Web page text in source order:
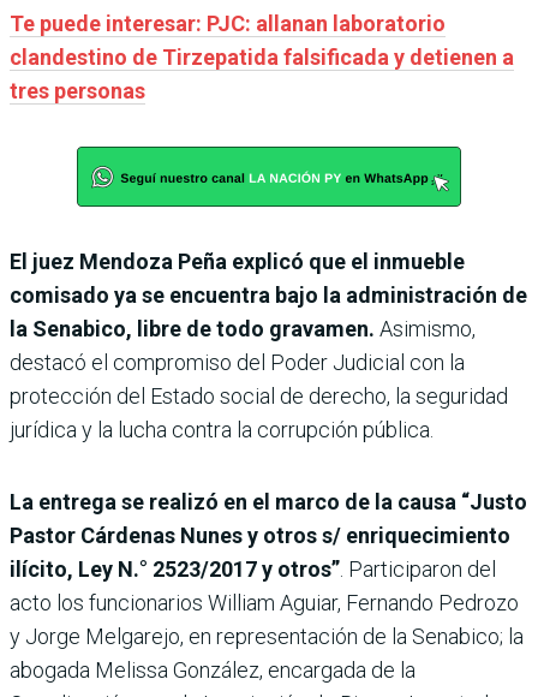
Te puede interesar: PJC: allanan laboratorio
clandestino de Tirzepatida falsificada y detienen a
tres personas
El juez Mendoza Peña explicó que el inmueble
comisado ya se encuentra bajo la administración de
la Senabico, libre de todo gravamen. Asimismo,
destacó el compromiso del Poder Judicial con la
protección del Estado social de derecho, la seguridad
jurídica y la lucha contra la corrupción pública.
La entrega se realizó en el marco de la causa “Justo
Pastor Cárdenas Nunes y otros s/ enriquecimiento
ilícito, Ley N.° 2523/2017 y otros” . Participaron del
acto los funcionarios William Aguiar, Fernando Pedrozo
y Jorge Melgarejo, en representación de la Senabico; la
abogada Melissa González, encargada de la